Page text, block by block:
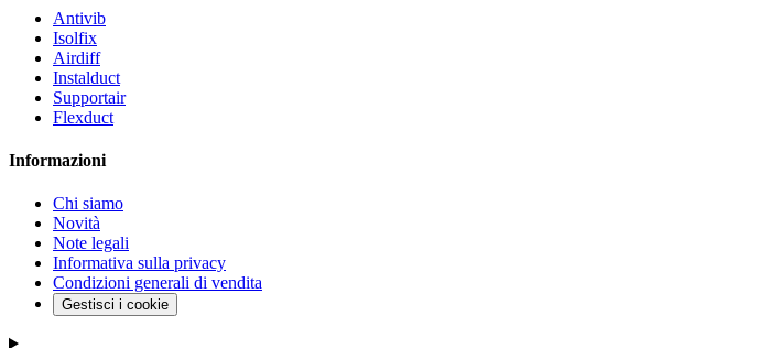
Antivib
Isolfix
Airdiff
Instalduct
Supportair
Flexduct
Informazioni
Chi siamo
Novità
Note legali
Informativa sulla privacy
Condizioni generali di vendita
Gestisci i cookie